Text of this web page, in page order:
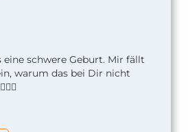
eine schwere Geburt. Mir fällt
warum das bei Dir nicht